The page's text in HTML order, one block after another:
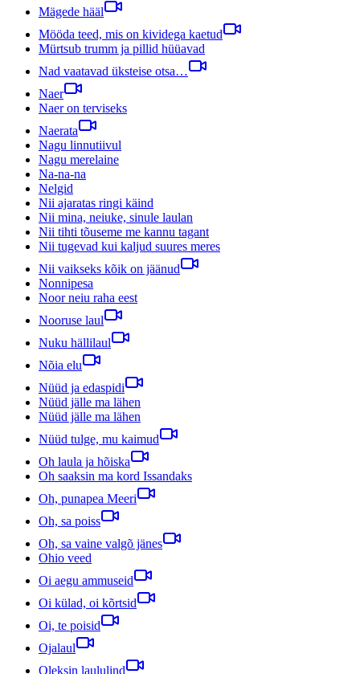
Mägede hääl
Mööda teed, mis on kividega kaetud
Mürtsub trumm ja pillid hüüavad
Nad vaatavad üksteise otsa…
Naer
Naer on terviseks
Naerata
Nagu linnutiivul
Nagu merelaine
Na-na-na
Nelgid
Nii ajaratas ringi käind
Nii mina, neiuke, sinule laulan
Nii tihti tõuseme me kannu tagant
Nii tugevad kui kaljud suures meres
Nii vaikseks kõik on jäänud
Nonnipesa
Noor neiu raha eest
Nooruse laul
Nuku hällilaul
Nõia elu
Nüüd ja edaspidi
Nüüd jälle ma lähen
Nüüd jälle ma lähen
Nüüd tulge, mu kaimud
Oh laula ja hõiska
Oh saaksin ma kord Issandaks
Oh, punapea Meeri
Oh, sa poiss
Oh, sa vaine valgõ jänes
Ohio veed
Oi aegu ammuseid
Oi külad, oi kõrtsid
Oi, te poisid
Ojalaul
Oleksin laululind